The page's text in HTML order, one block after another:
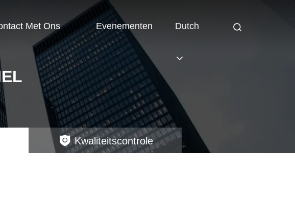
Met Ons Evenementen Dutch
Kwaliteitscontrole